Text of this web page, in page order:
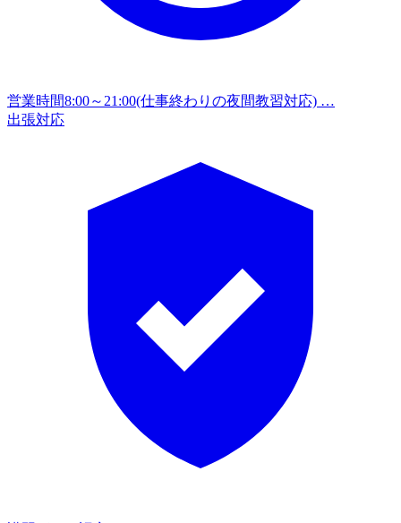
営業時間8:00～21:00(仕事終わりの夜間教習対応) …
出張対応